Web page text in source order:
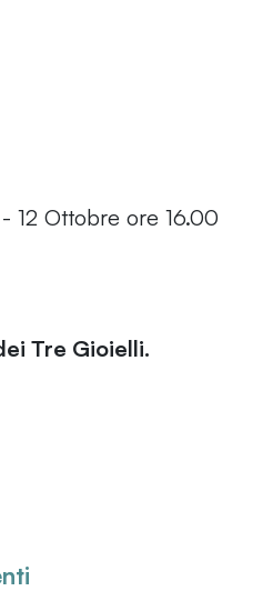
12 Ottobre ore 16.00
Tre Gioielli.